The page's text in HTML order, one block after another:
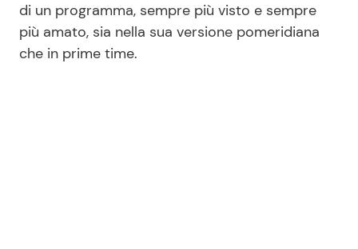
di un programma, sempre più visto e sempre
più amato, sia nella sua versione pomeridiana
che in prime time.